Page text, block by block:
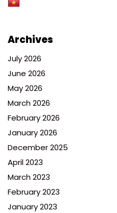
Archives
July 2026
June 2026
May 2026
March 2026
February 2026
January 2026
December 2025
April 2023
March 2023
February 2023
January 2023